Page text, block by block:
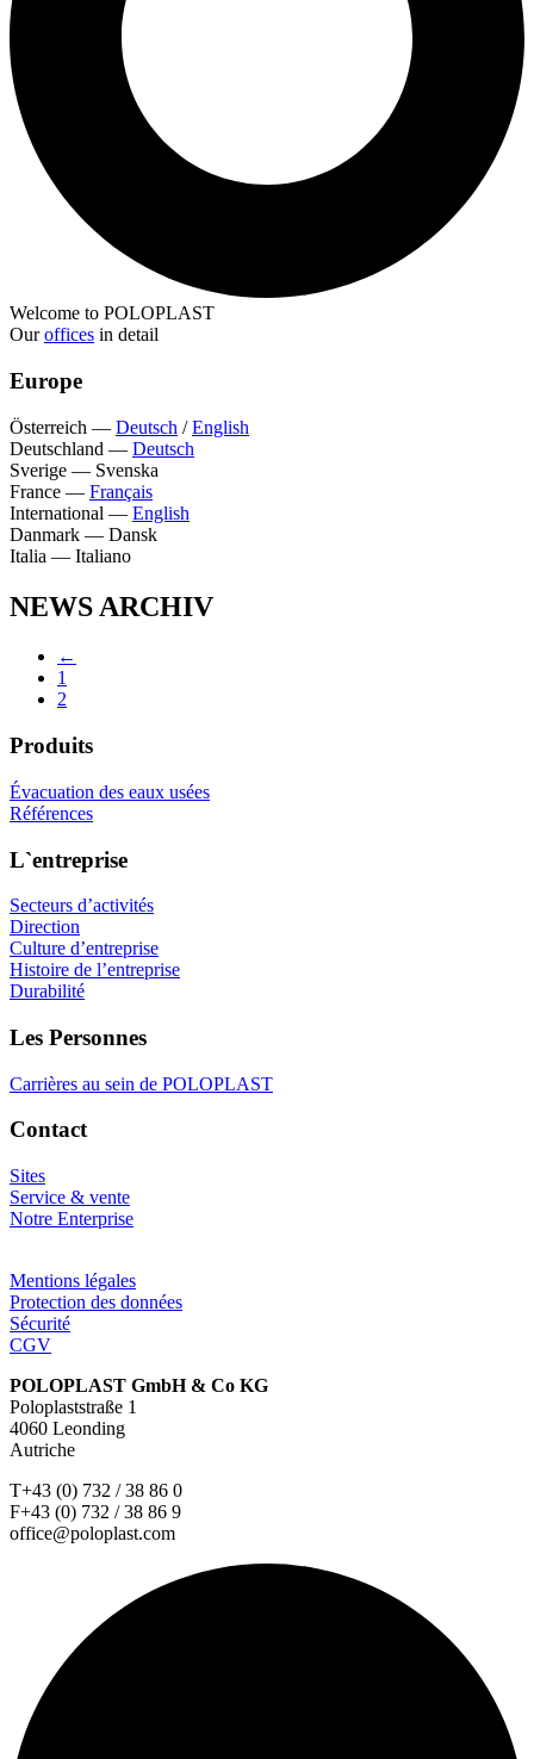
Welcome to POLOPLAST
Ouroffices in detail
Europe
Österreich — Deutsch /English
Deutschland — Deutsch
Sverige — Svenska
France — Français
International — English
Danmark — Dansk
Italia — Italiano
NEWS ARCHIV
←
1
2
Produits
Évacuation des eaux usées
Références
L`entreprise
Secteurs d’activités
Direction
Culture d’entreprise
Histoire de l’entreprise
Durabilité
Les Personnes
Carrières au sein de POLOPLAST
Contact
Sites
Service & vente
Notre Enterprise
Mentions légales
Protection des données
Sécurité
CGV
POLOPLAST GmbH & Co KG
Poloplaststraße 1
4060 Leonding
Autriche
T+43 (0) 732 / 38 86 0
F+43 (0) 732 / 38 86 9
office@poloplast.com